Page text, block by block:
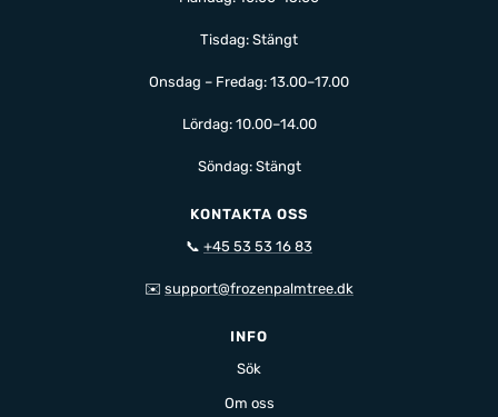
Tisdag: Stängt
Onsdag – Fredag: 13.00–17.00
Lördag: 10.00–14.00
Söndag: Stängt
KONTAKTA OSS
📞 +45 53 53 16 83
✉️ support@frozenpalmtree.dk
INFO
Sök
Om oss